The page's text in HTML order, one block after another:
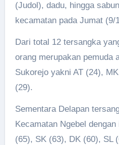
(Judol), dadu, hingga
kecamatan pada Jumat (9/
Dari total 12 tersangka
orang merupakan pemuda
Sukorejo yakni AT (24),
(29).
Sementara Delapan
Kecamatan Ngebel
(65), SK (63), DK (60), SL